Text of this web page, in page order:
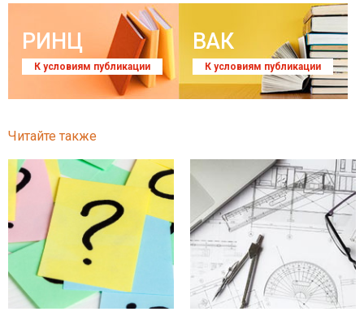
РИНЦ
К условиям публикации
ВАК
К условиям публикации
Читайте также